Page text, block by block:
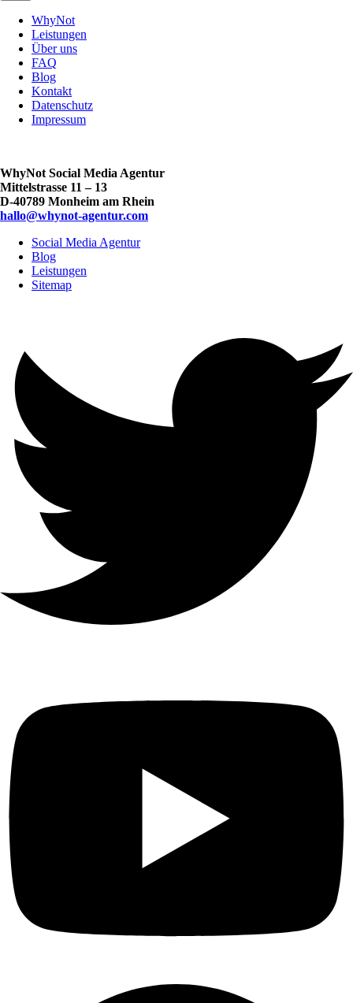
WhyNot
Leistungen
Über uns
FAQ
Blog
Kontakt
Datenschutz
Impressum
WhyNot Social Media Agentur
Mittelstrasse 11 – 13
D-40789 Monheim am Rhein
hallo@whynot-agentur.com
Social Media Agentur
Blog
Leistungen
Sitemap